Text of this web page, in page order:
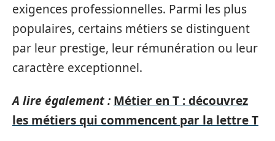
exigences professionnelles. Parmi les plus
populaires, certains métiers se distinguent
par leur prestige, leur rémunération ou leur
caractère exceptionnel.
A lire également : Métier en T : découvrez
les métiers qui commencent par la lettre T